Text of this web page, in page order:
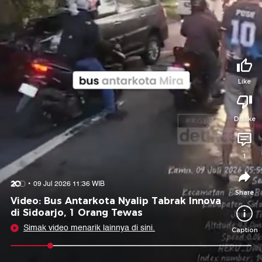
Like
Dislike
1
Share
Caption
09 Jul 2026 11:36 WIB
Video: Bus Antarkota Nyalip Tabrak Innova
di Sidoarjo, 1 Orang Tewas
Simak video menarik lainnya di sini.
0:08
Share to
Facebook Telegram
Copy Embed &
Suka video ini?
Login untuk menyampaikan pendapat.
Masuk
Tidak suka video ini?
Login untuk menyampaikan pendapat.
Masuk